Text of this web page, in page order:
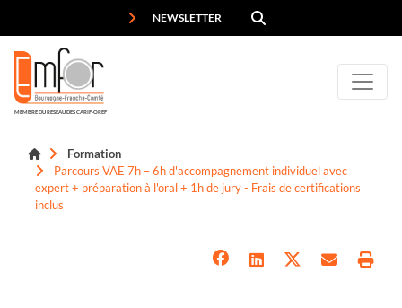
NEWSLETTER
MEMBRE DU RÉSEAU DES CARIF-OREF
Formation
Parcours VAE 7h – 6h d'accompagnement individuel avec
expert + préparation à l'oral + 1h de jury - Frais de certifications
inclus
Panneau de gestion des cookies